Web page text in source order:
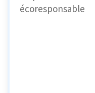
écoresponsable